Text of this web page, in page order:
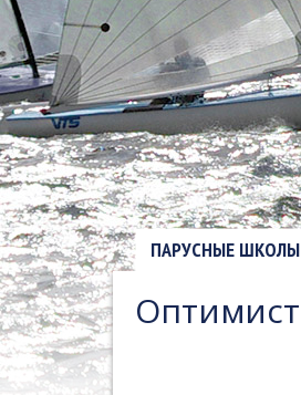
ПАРУСНЫЕ ШКОЛЫ
Оптимист